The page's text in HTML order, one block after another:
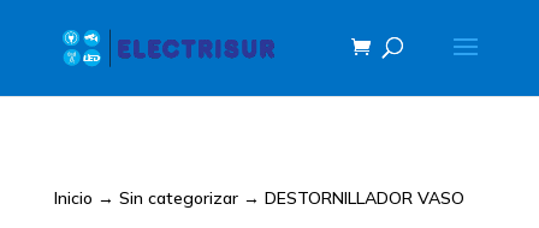
Inicio → Sin categorizar→ DESTORNILLADOR VASO